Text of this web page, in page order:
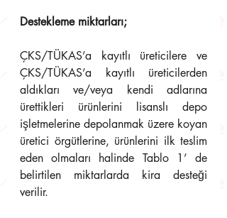
Destekleme miktarları;
ÇKS/TÜKAS’a kayıtlı üreticilere ve
ÇKS/TÜKAS’a kayıtlı üreticilerden
aldıkları ve/veya kendi adlarına
ürettikleri ürünlerini lisanslı depo
işletmelerine depolanmak üzere koyan
üretici örgütlerine, ürünlerini ilk teslim
eden olmaları halinde Tablo 1’ de
belirtilen miktarlarda kira desteği
verilir.